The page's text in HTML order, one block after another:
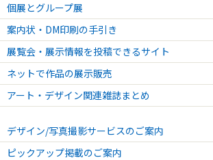
個展とグループ展
案内状・DM印刷の手引き
展覧会・展示情報を投稿できるサイト
ネットで作品の展示販売
アート・デザイン関連雑誌まとめ
デザイン/写真撮影サービスのご案内
ピックアップ掲載のご案内